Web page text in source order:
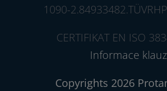
1090-
CERTIFIKAT EN ISO
Informace
Copyrights 2026